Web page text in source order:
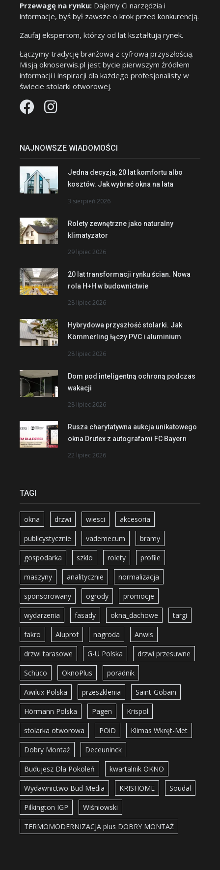
Przewagę na rynku: Dajemy Ci narzędzia i
informacje, byś był zawsze o krok przed konkurencją.
Zaufaj ekspertom, którzy od lat kształtują rynek.
Łączymy tradycję branżową z cyfrową przyszłością.
Misją oknoserwis.pl jest bycie pierwszym źródłem
informacji i inspiracji dla każdego profesjonalisty w
świecie stolarki otworowej.
NAJNOWSZE WIADOMOŚCI
Jedna decyzja, 20 lat komfortu albo
kosztów. Jak wybrać okna na lata
3 sierpień 2026
Rolety zewnętrzne jako naturalny
klimatyzator
29 lipiec 2026
20 lat transformacji rynku ścian. Nowa
rola H+H w budownictwie
28 lipiec 2026
Hybrydowa przyszłość stolarki. Jak
Kömmerling łączy PVC i aluminium
28 lipiec 2026
Dom pod inteligentną ochroną podczas
wakacji
28 lipiec 2026
Rusza charytatywna aukcja unikatowego
okna Drutex z autografami FC Bayern
22 lipiec 2026
TAGI
okna drzwi wiesci akcesoria
publicystycznie vademecum bramy
gospodarka szklo rolety profile
maszyny analitycznie normalizacja
sponsorowany ogrody promocje
wydarzenia fasady okna_dachowe targi
fakro Aluprof nagroda Anwis
drzwi tarasowe G-U Polska drzwi przesuwne
Schüco OknoPlus poradnik
Awilux Polska przeszklenia Saint-Gobain
Hörmann Polska Pagen Krispol
stolarka otworowa POiD Klimas Wkręt-Met
Dobry Montaż Deceuninck
Budujesz Dla Pokoleń kwartalnik OKNO
Wydawnictwo Bud Media KRISHOME Soudal
Pilkington IGP Wiśniowski
TERMOMODERNIZACJA plus DOBRY MONTAŻ